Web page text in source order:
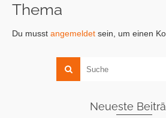
Thema
Du musst angemeldet sein, um einen
Neueste